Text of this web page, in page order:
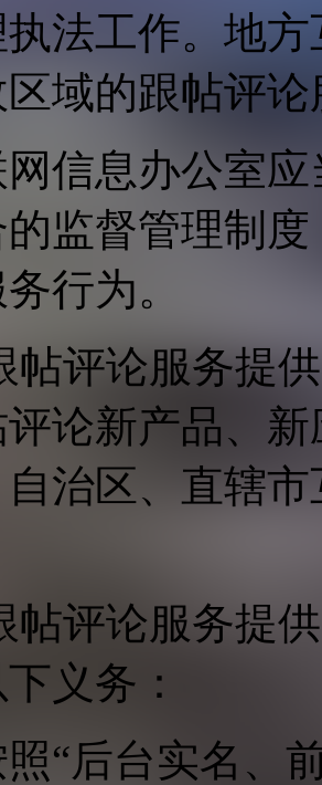
法工作。地
域的跟帖评
信息办公室
监督管理制
行为。
帖评论服务提
论新产品、
治区、直辖
帖评论服务提
义务：
照“后台实名、